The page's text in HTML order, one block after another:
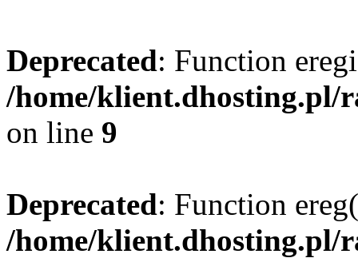
Deprecated: Function
/home/klient.dhosting.pl/
on line 9
Deprecated: Function
/home/klient.dhosting.pl/